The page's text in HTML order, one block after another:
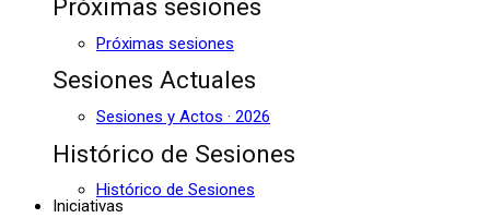
Próximas sesiones
Próximas sesiones
Sesiones Actuales
Sesiones y Actos · 2026
Histórico de Sesiones
Histórico de Sesiones
Iniciativas